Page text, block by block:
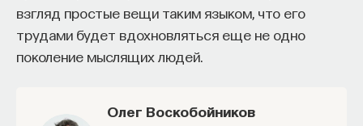
взгляд простые вещи таким языком, что его
трудами будет вдохновляться еще не одно
поколение мыслящих людей.
Олег Воскобойников
deep tech
сможет раскрыть свои таланты.​ Для тех, кто ещё
как развить необходимые навыки. Позднее будет